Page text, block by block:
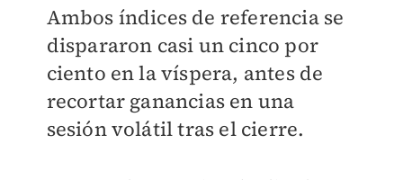
Ambos índices de referencia se
dispararon casi un cinco por
ciento en la víspera, antes de
recortar ganancias en una
sesión volátil tras el cierre.